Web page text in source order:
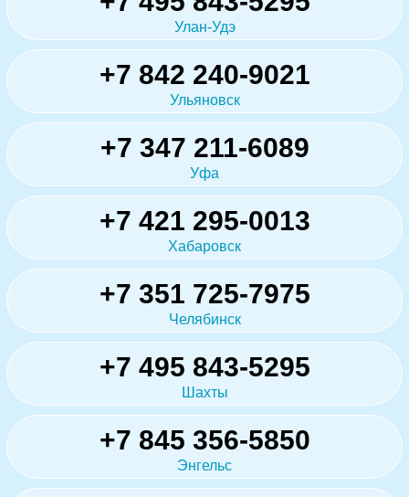
Улан-Удэ
+7 842 240-9021
Ульяновск
+7 347 211-6089
Уфа
+7 421 295-0013
Хабаровск
+7 351 725-7975
Челябинск
+7 495 843-5295
Шахты
+7 845 356-5850
Энгельс